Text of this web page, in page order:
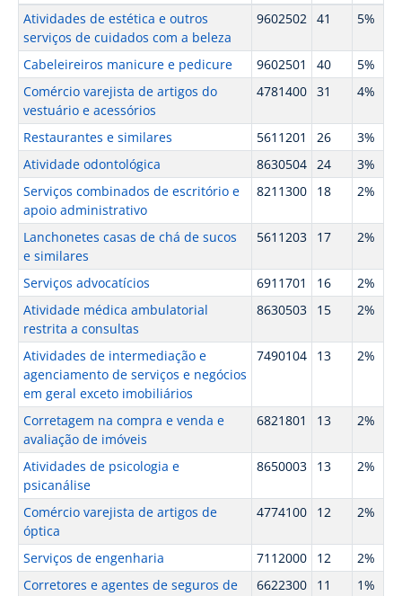
Atividades de estética e outros
serviços de cuidados com a beleza
9602502 41 5%
Cabeleireiros manicure e pedicure 9602501 40
5%
Comércio varejista de artigos do
vestuário e acessórios
4781400 31 4%
Restaurantes e similares 5611201 26
3%
Atividade odontológica
8630504 24
3%
Serviços combinados de escritório e
apoio administrativo
8211300 18 2%
Lanchonetes casas de chá de sucos
e similares
5611203 17 2%
Serviços advocatícios 6911701 16
2%
Atividade médica ambulatorial
restrita a consultas
8630503 15 2%
Atividades de intermediação e
agenciamento de serviços e negócios
em geral exceto imobiliários
7490104 13 2%
Corretagem na compra e venda e
avaliação de imóveis
6821801 13 2%
Atividades de psicologia e
psicanálise
8650003 13 2%
Comércio varejista de artigos de
óptica
4774100 12 2%
Serviços de engenharia 7112000 12
2%
Corretores e agentes de seguros de
6622300 11 1%